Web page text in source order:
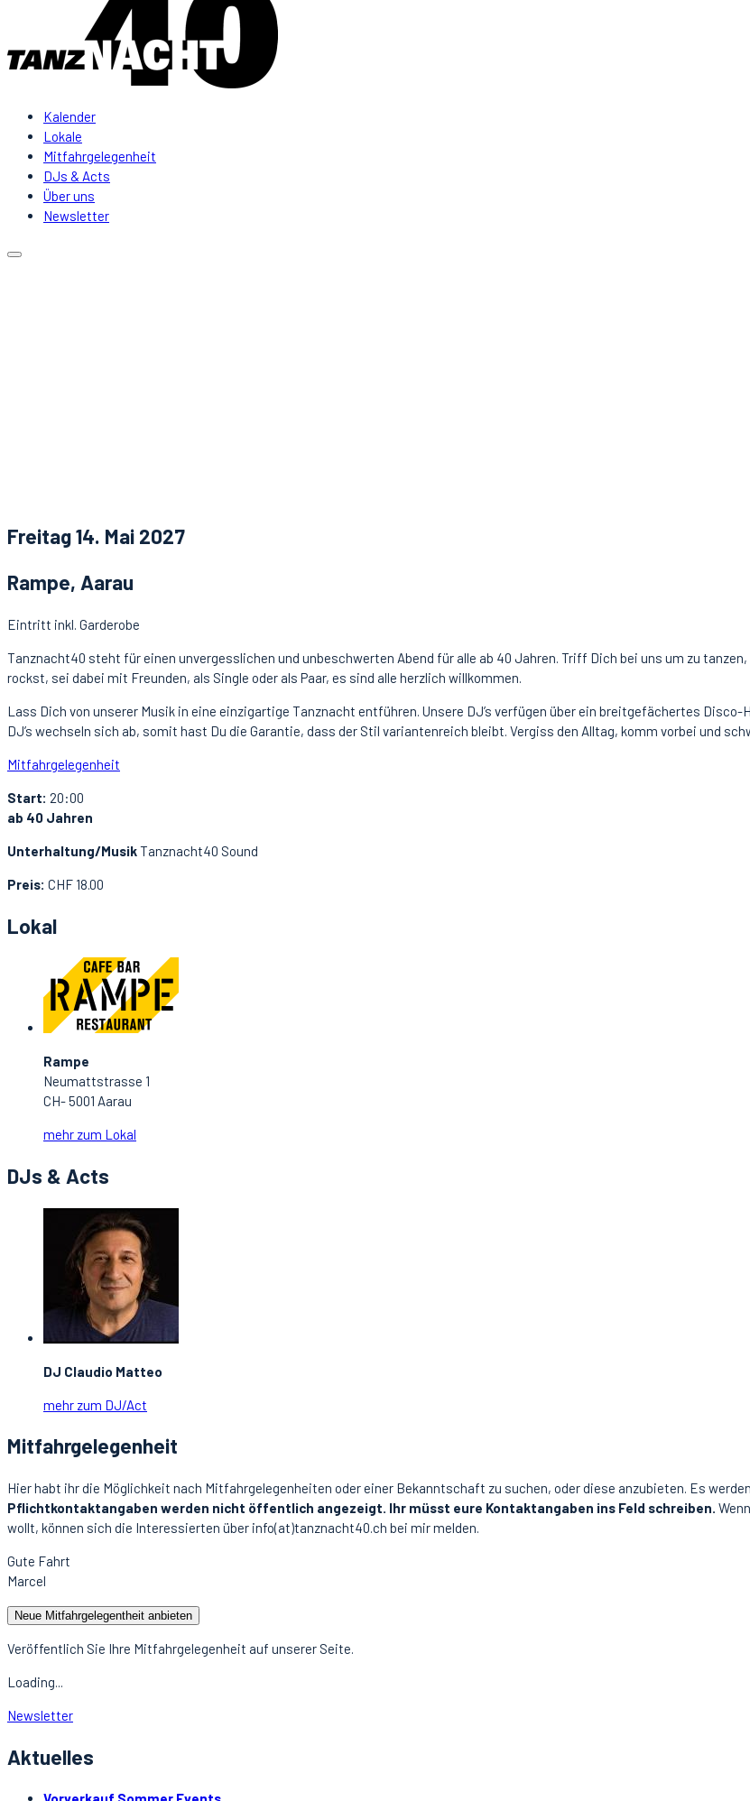
Kalender
Lokale
Mitfahrgelegenheit
DJs & Acts
Über uns
Newsletter
Freitag 14. Mai 2027
Rampe, Aarau
Eintritt inkl. Garderobe
Tanznacht40 steht für einen unvergesslichen und unbeschwerten Abend für alle ab 40 Jahren. Triff Dich bei uns um zu
rockst, sei dabei mit Freunden, als Single oder als Paar, es sind alle herzlich willkommen.
Lass Dich von unserer Musik in eine einzigartige Tanznacht entführen. Unsere DJ’s verfügen über ein breitgefächertes
DJ’s wechseln sich ab, somit hast Du die Garantie, dass der Stil variantenreich bleibt. Vergiss den Alltag, komm vorbei und
Mitfahrgelegenheit
Start: 20:00
ab 40 Jahren
Unterhaltung/MusikTanznacht40 Sound
Preis: CHF 18.00
Lokal
Rampe
Neumattstrasse 1
CH- 5001 Aarau
mehr zum Lokal
DJs & Acts
DJ Claudio Matteo
mehr zum DJ/Act
Mitfahrgelegenheit
Hier habt ihr die Möglichkeit nach Mitfahrgelegenheiten oder einer Bekanntschaft zu suchen, oder diese anzubieten. Es
Pflichtkontaktangaben werden nicht öffentlich angezeigt. Ihr müsst eure Kontaktangaben ins Feld schreiben.
wollt, können sich die Interessierten über info(at)tanznacht40.ch bei mir melden.
Gute Fahrt
Marcel
Neue Mitfahrgelegentheit anbieten
Veröffentlich Sie Ihre Mitfahrgelegenheit auf unserer Seite.
Loading...
Newsletter
Aktuelles